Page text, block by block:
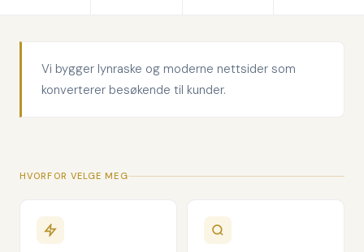
Vi bygger lynraske og moderne nettsider som
konverterer besøkende til kunder.
HVORFOR VELGE MEG